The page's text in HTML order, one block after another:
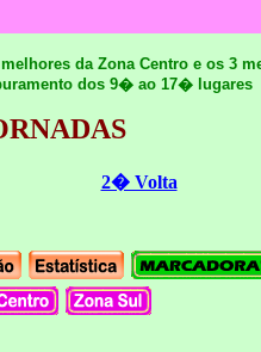
da Zona Centro e os 3
dos 9� ao 17� lugares
2� Volta